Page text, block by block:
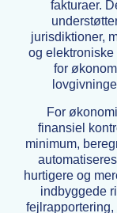
fakturaer.
jurisdiktioner,
og
for
For
finansiel
minimum,
hurtigere og
indbyggede